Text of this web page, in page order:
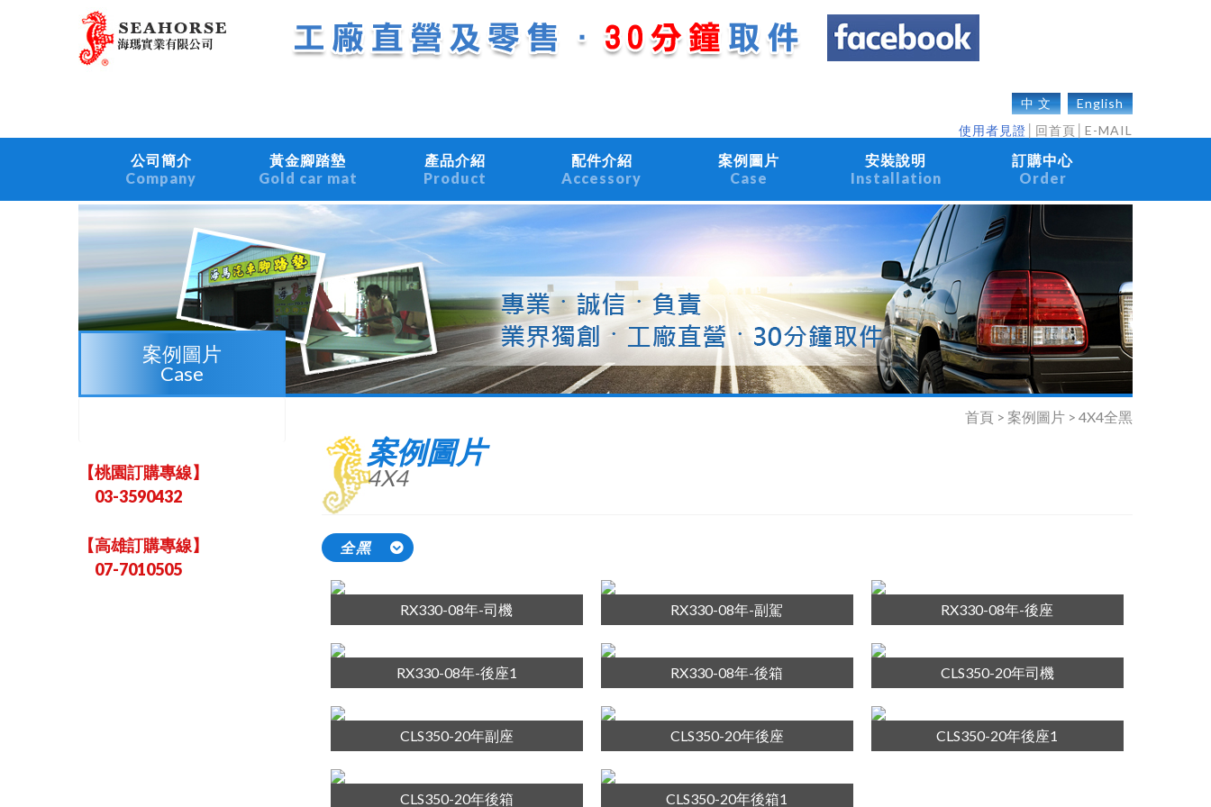
中 文
English
使用者見證
回首頁 E-MAIL
公司簡介
Company
黃金腳踏墊
Gold car mat
產品介紹
Product
配件介紹
Accessory
案例圖片
Case
安裝說明
Installation
訂購中心
Order
案例圖片
Case
【桃園訂購專線】
03-3590432
【高雄訂購專線】
07-7010505
首頁 > 案例圖片 > 4X4全黑
案例圖片
4X4
全黑
RX330-08年-司機 RX330-08年-副駕 RX330-08年-後座
RX330-08年-後座1 RX330-08年-後箱 CLS350-20年司機
CLS350-20年副座 CLS350-20年後座 CLS350-20年後座1
CLS350-20年後箱 CLS350-20年後箱1